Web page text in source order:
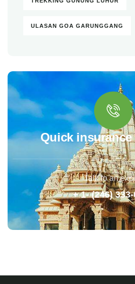
ULASAN GOA GARUNGGANG
Quick
Talk to an
+ 1- (246)